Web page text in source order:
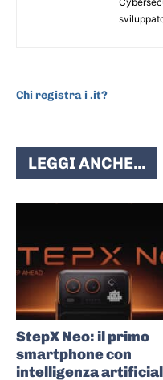
Chi registra i .it?
LEGGI ANCHE...
StepX Neo: il primo
smartphone con
intelligenza